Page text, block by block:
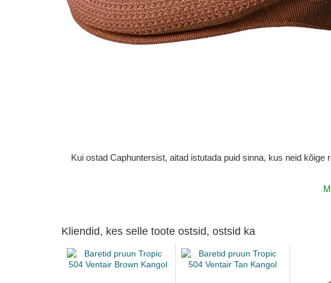
Kui ostad Caphuntersist, aitad istutada puid sinna, kus neid
Kliendid, kes selle toote ostsid, ostsid ka